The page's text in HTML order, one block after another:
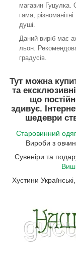
магазин Гуцулка.
гама,
душі.
Даний виріб має
льон.
градусів.
Тут можна
та
що
здивує.
шедеври
Старовинний
Вироби з
Сувеніри та
Хустини